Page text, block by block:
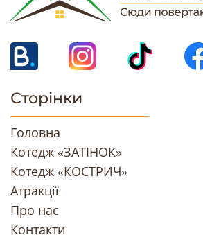
Сторінки
Головна
Котедж «ЗАТІНОК»
Котедж «КОСТРИЧ»
Атракції
Про нас
Контакти